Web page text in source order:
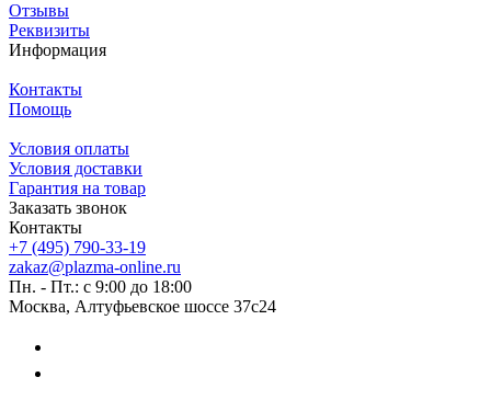
Отзывы
Реквизиты
Информация
Контакты
Помощь
Условия оплаты
Условия доставки
Гарантия на товар
Заказать звонок
Контакты
+7 (495) 790-33-19
zakaz@plazma-online.ru
Пн. - Пт.: с 9:00 до 18:00
Москва, Алтуфьевское шоссе 37с24